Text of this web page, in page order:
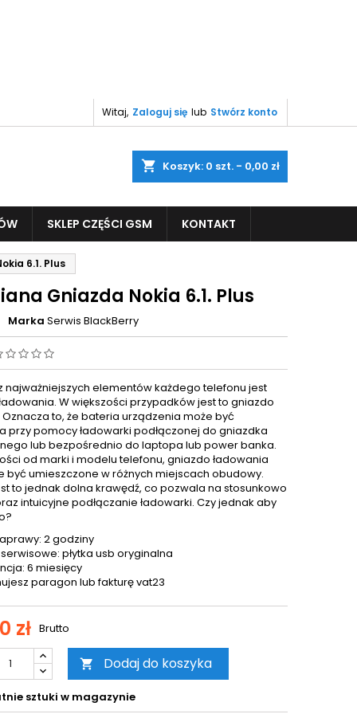
Witaj, Zaloguj się lub Stwórz konto
shopping_cart Koszyk: 0 szt. - 0,00 zł
SKLEP CZĘŚCI GSM KONTAKT
6.1. Plus
Gniazda Nokia 6.1. Plus
Marka Serwis BlackBerry
najważniejszych elementów każdego telefonu jest
W większości przypadków jest to gniazdo
Oznacza to, że bateria urządzenia może być
przy pomocy ładowarki podłączonej do gniazdka
lub bezpośrednio do laptopa lub power banka.
od marki i modelu telefonu, gniazdo ładowania
być umieszczone w różnych miejscach obudowy.
to jednak dolna krawędź, co pozwala na stosunkowo
intuicyjne podłączanie ładowarki. Czy jednak aby
2 godziny
płytka usb oryginalna
6 miesięcy
paragon lub fakturę vat23
zł Brutto
 Dodaj do koszyka
sztuki w magazynie